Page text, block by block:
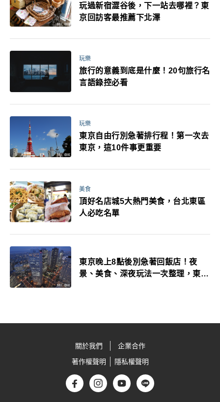
玩過新宿澀谷後，下一站去哪裡？東
京回訪客最推薦下北澤
玩樂
旅行的意義到底是什麼！20句旅行名
言語錄控必看
玩樂
東京自由行別急著排行程！第一次去
東京，這10件事更重要
美食
頂好名店城5大熱門美食，台北東區
人必吃名單
東京晚上8點後別急著回飯店！夜
景、美食、深夜玩法一次整理，東京
關於我們
企業合作
著作權聲明
隱私權聲明